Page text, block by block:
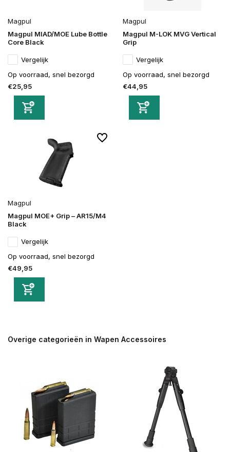
Magpul
Magpul MIAD/MOE Lube Bottle
Core Black
Vergelijk
Op voorraad, snel bezorgd
€25,95
Magpul
Magpul M-LOK MVG Vertical
Grip
Vergelijk
Op voorraad, snel bezorgd
€44,95
Magpul
Magpul MOE+ Grip – AR15/M4
Black
Vergelijk
Op voorraad, snel bezorgd
€49,95
Overige categorieën in Wapen Accessoires